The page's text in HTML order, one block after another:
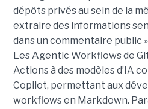
dépôts privés au sein de la
extraire des informations
dans un commentaire public
Les Agentic Workflows de
Actions à des modèles d’IA
Copilot, permettant aux
workflows en Markdown.